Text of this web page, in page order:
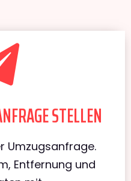
STELLEN
Umzugsanfrage.
Entfernung und